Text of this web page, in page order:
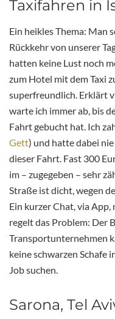
Taxifahren in
Ein heikles Thema: Man
Rückkehr von unserer
hatten keine Lust noch
zum Hotel mit dem Taxi
superfreundlich. Erklärt
warte ich immer ab, bis
Fahrt gebucht hat. Ich
Gett) und hatte dabei
dieser Fahrt. Fast 300
im – zugegeben – sehr
Straße ist dicht, wegen
Ein kurzer Chat, via
regelt das Problem: Der
Transportunternehmen
keine schwarzen Schafe
Job suchen.
Sarona, Tel